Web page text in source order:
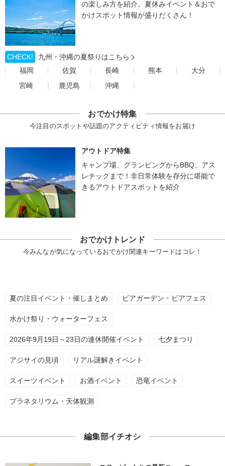
の楽しみ方を紹介。夏休みイベント＆おで
かけスポット情報が盛りだくさん！
CHECK!
九州・沖縄の夏祭りはこちら
福岡
佐賀 長崎 熊本
大分
宮崎
鹿児島 沖縄
おでかけ特集
今注目のスポットや話題のアクティビティ情報をお届け
アウトドア特集
キャンプ場、グランピングからBBQ、アス
レチックまで！非日常体験を存分に堪能で
きるアウトドアスポットを紹介
おでかけトレンド
今みんなが気になっているおでかけ関連キーワードはコレ！
夏の注目イベント・催しまとめ ビアガーデン・ビアフェス
水かけ祭り・ウォーターフェス
2026年9月19日～23日の連休開催イベント 七夕まつり
アジサイの見頃 リアル謎解きイベント
スイーツイベント お酒イベント 恐竜イベント
プラネタリウム・天体観測
編集部イチオシ